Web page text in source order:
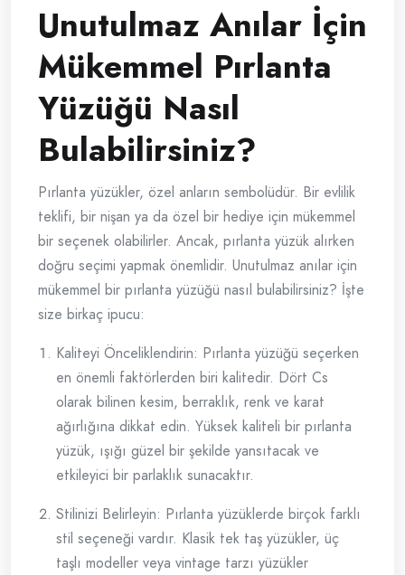
Unutulmaz Anılar İçin
Mükemmel Pırlanta
Yüzüğü Nasıl
Bulabilirsiniz?
Pırlanta yüzükler, özel anların sembolüdür. Bir evlilik
teklifi, bir nişan ya da özel bir hediye için mükemmel
bir seçenek olabilirler. Ancak, pırlanta yüzük alırken
doğru seçimi yapmak önemlidir. Unutulmaz anılar için
mükemmel bir pırlanta yüzüğü nasıl bulabilirsiniz? İşte
size birkaç ipucu:
Kaliteyi Önceliklendirin: Pırlanta yüzüğü seçerken
en önemli faktörlerden biri kalitedir. Dört Cs
olarak bilinen kesim, berraklık, renk ve karat
ağırlığına dikkat edin. Yüksek kaliteli bir pırlanta
yüzük, ışığı güzel bir şekilde yansıtacak ve
etkileyici bir parlaklık sunacaktır.
Stilinizi Belirleyin: Pırlanta yüzüklerde birçok farklı
stil seçeneği vardır. Klasik tek taş yüzükler, üç
taşlı modeller veya vintage tarzı yüzükler